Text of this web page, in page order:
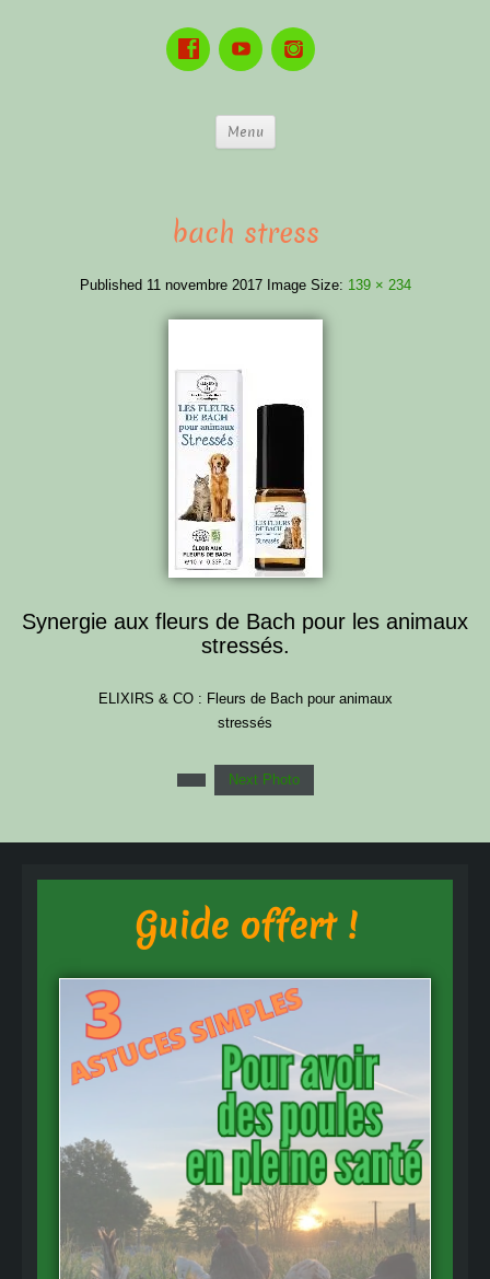
Menu
bach stress
Published 11 novembre 2017 Image Size: 139 × 234
Synergie aux fleurs de Bach pour les animaux
stressés.
ELIXIRS & CO : Fleurs de Bach pour animaux
stressés
Next Photo
Guide offert !